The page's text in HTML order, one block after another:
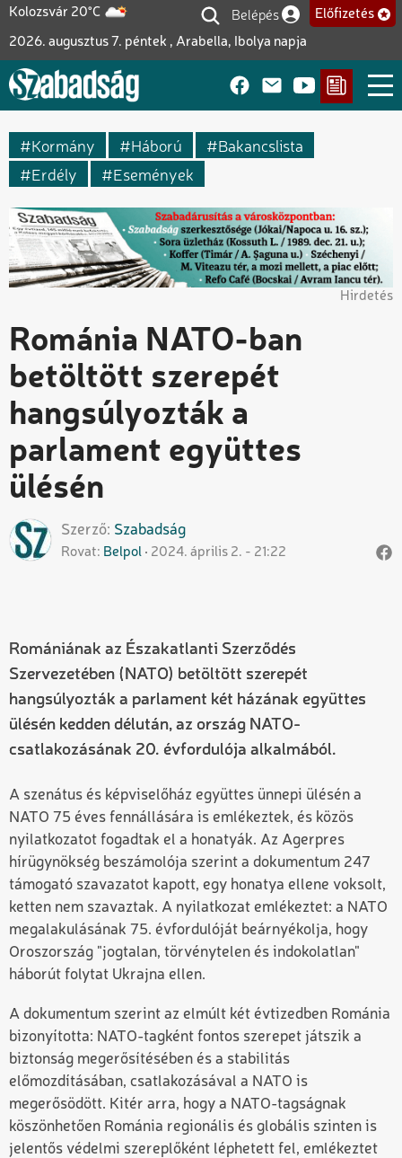
Ugrás
tartalomra
Kolozsvár 20°C
2026. augusztus 7. péntek , Arabella, Ibolya napja
Felhasználói fiók
Belépés Előfizetés
Kormány Háború
Bakancslista
Erdély
Események
Hirdetés
Románia NATO-ban
betöltött szerepét
hangsúlyozták a
parlament együttes
ülésén
Szerző Szabadság
Rovat Belpol 2024. április 2. - 21:22
Romániának az Északatlanti Szerződés
Szervezetében (NATO) betöltött szerepét
hangsúlyozták a parlament két házának együttes
ülésén kedden délután, az ország NATO-
csatlakozásának 20. évfordulója alkalmából.
A szenátus és képviselőház együttes ünnepi ülésén a
NATO 75 éves fennállására is emlékeztek, és közös
nyilatkozatot fogadtak el a honatyák. Az Agerpres
hírügynökség beszámolója szerint a dokumentum 247
támogató szavazatot kapott, egy honatya ellene voksolt,
ketten nem szavaztak. A nyilatkozat emlékeztet: a NATO
megalakulásának 75. évfordulóját beárnyékolja, hogy
Oroszország "jogtalan, törvénytelen és indokolatlan"
háborút folytat Ukrajna ellen.
A dokumentum szerint az elmúlt két évtizedben Románia
bizonyította: NATO-tagként fontos szerepet játszik a
biztonság megerősítésében és a stabilitás
előmozdításában, csatlakozásával a NATO is
megerősödött. Kitér arra, hogy a NATO-tagságnak
köszönhetően Románia regionális és globális szinten is
jelentős védelmi szereplőként léphetett fel, emlékeztet